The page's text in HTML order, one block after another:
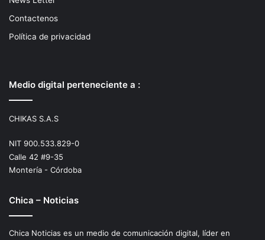
Contactenos
Política de privacidad
Medio digital perteneciente a :
CHIKAS S.A.S
NIT 900.533.829-0
Calle 42 #9-35
Montería - Córdoba
Chica – Noticias
Chica Noticias es un medio de comunicación digital, líder en